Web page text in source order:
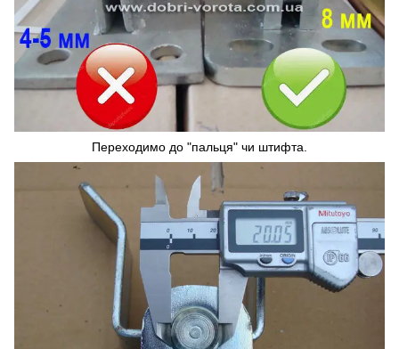
Переходимо до "пальця" чи штифта.